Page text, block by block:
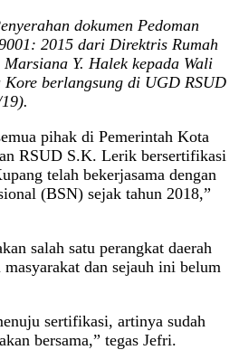
dokumen Pedoman
2015 dari Direktris Rumah
Y. Halek kepada Wali
berlangsung di UGD RSUD
pihak di Pemerintah Kota
RSUD S.K. Lerik bersertifikasi
telah bekerjasama dengan
(BSN) sejak tahun 2018,”
salah satu perangkat daerah
dan sejauh ini belum
sertifikasi, artinya sudah
bersama,” tegas Jefri.